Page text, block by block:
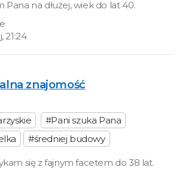
Pana na dłużej, wiek do lat 40.
21:24
znajomość
#Pani szuka Pana
#średniej budowy
się z fajnym facetem do 38 lat.